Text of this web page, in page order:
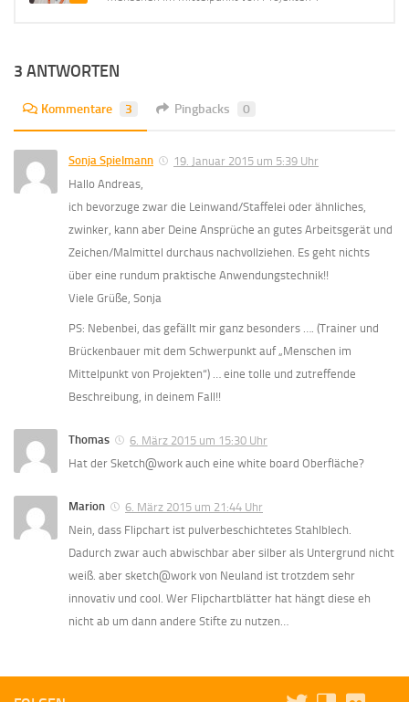
3 ANTWORTEN
Kommentare 3 Pingbacks 0
Sonja Spielmann
19. Januar 2015 um 5:39 Uhr
Hallo Andreas,
ich bevorzuge zwar die Leinwand/Staffelei oder ähnliches,
zwinker, kann aber Deine Ansprüche an gutes Arbeitsgerät und
Zeichen/Malmittel durchaus nachvollziehen. Es geht nichts
über eine rundum praktische Anwendungstechnik!!
Viele Grüße, Sonja
PS: Nebenbei, das gefällt mir ganz besonders …. (Trainer und
Brückenbauer mit dem Schwerpunkt auf „Menschen im
Mittelpunkt von Projekten“) … eine tolle und zutreffende
Beschreibung, in deinem Fall!!
Thomas
6. März 2015 um 15:30 Uhr
Hat der Sketch@work auch eine white board Oberfläche?
Marion
6. März 2015 um 21:44 Uhr
Nein, dass Flipchart ist pulverbeschichtetes Stahlblech.
Dadurch zwar auch abwischbar aber silber als Untergrund nicht
weiß. aber sketch@work von Neuland ist trotzdem sehr
innovativ und cool. Wer Flipchartblätter hat hängt diese eh
nicht ab um dann andere Stifte zu nutzen…